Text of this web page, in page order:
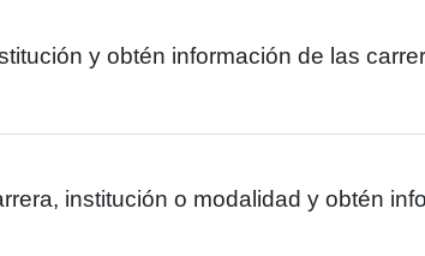
y obtén información de las
institución o modalidad y obtén